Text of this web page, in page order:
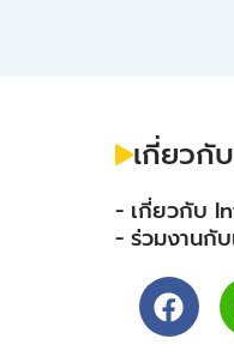
เกี่ยวกับ
- เกี่ยวกับ
- ร่วมงานกับ
F
a